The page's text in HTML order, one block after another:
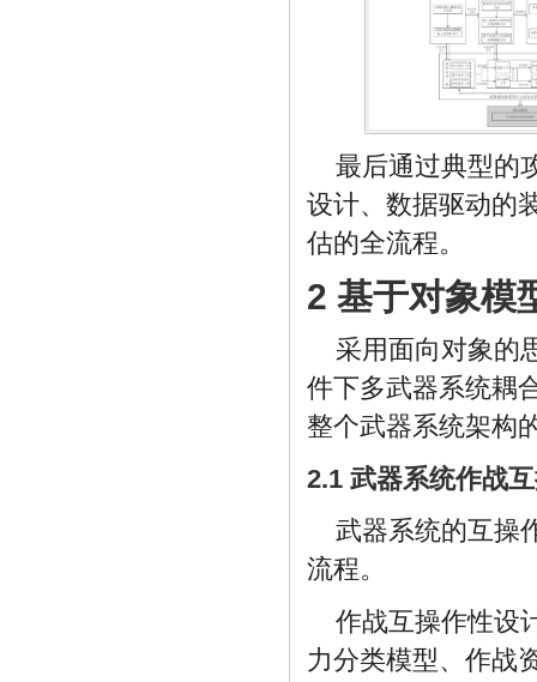
最后通过典型的
设计、数据驱动的
估的全流程。
2 基于对象模
采用面向对象的
件下多武器系统耦
整个武器系统架构
2.1 武器系统作战
武器系统的互操
流程。
作战互操作性设
力分类模型、作战